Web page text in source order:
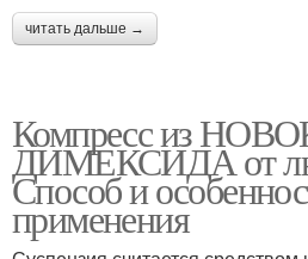
читать дальше →
Компресс из
ДИМЕКСИДА от
Способ и
применения